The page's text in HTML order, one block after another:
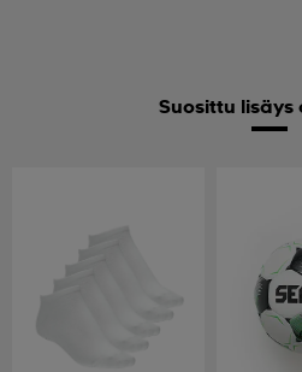
Suosittu lisäys